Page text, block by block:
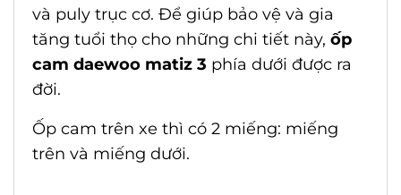
và puly trục cơ. Để giúp bảo vệ và gia
tăng tuổi thọ cho những chi tiết này, ốp
cam daewoo matiz 3 phía dưới được ra
đời.
Ốp cam trên xe thì có 2 miếng: miếng
trên và miếng dưới.